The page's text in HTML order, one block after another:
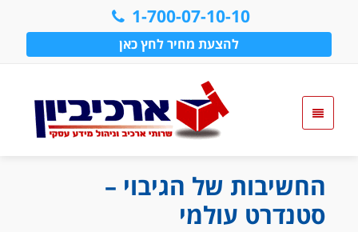
1-700-07-10-10
להצעת מחיר לחץ כאן
החשיבות של הגיבוי –
סטנדרט עולמי